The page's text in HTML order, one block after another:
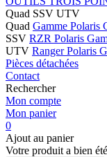
Quad SSV UTV
Quad Gamme Polaris
SSV RZR Polaris
UTV Ranger Polaris
Pièces détachées
Contact
Rechercher
Mon compte
Mon panier
0
Ajout au panier
Votre produit a bien